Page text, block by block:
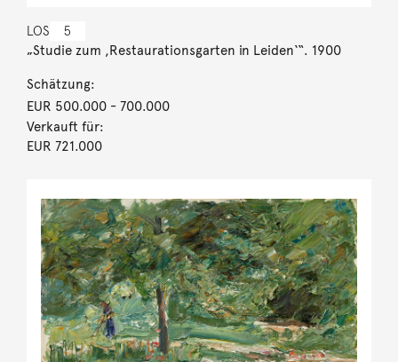
LOS 5
„Studie zum ,Restaurationsgarten in Leiden‘“. 1900
Schätzung:
EUR 500.000- 700.000
Verkauft für:
EUR 721.000